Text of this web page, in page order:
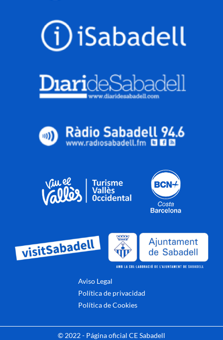
Aviso Legal
Política de privacidad
Política de Cookies
© 2022 - Página oficial CE Sabadell